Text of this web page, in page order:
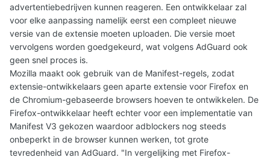
advertentiebedrijven kunnen reageren. Een ontwikkelaar zal
voor elke aanpassing namelijk eerst een compleet nieuwe
versie van de extensie moeten uploaden. Die versie moet
vervolgens worden goedgekeurd, wat volgens AdGuard ook
geen snel proces is.
Mozilla maakt ook gebruik van de Manifest-regels, zodat
extensie-ontwikkelaars geen aparte extensie voor Firefox en
de Chromium-gebaseerde browsers hoeven te ontwikkelen. De
Firefox-ontwikkelaar heeft echter voor een implementatie van
Manifest V3 gekozen waardoor adblockers nog steeds
onbeperkt in de browser kunnen werken, tot grote
tevredenheid van AdGuard. "In vergelijking met Firefox-